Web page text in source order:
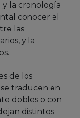
y la cronología
conocer el
las
y la
de los
traducen en
dobles o con
distintos